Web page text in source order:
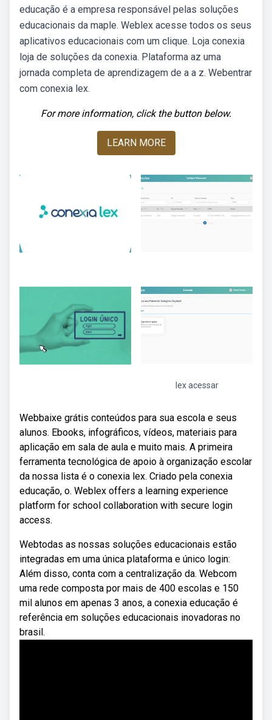
educação é a empresa responsável pelas soluções
educacionais da maple. Weblex acesse todos os seus
aplicativos educacionais com um clique. Loja conexia
loja de soluções da conexia. Plataforma az uma
jornada completa de aprendizagem de a a z. Webentrar
com conexia lex.
For more information, click the button below.
LEARN MORE
lex acessar
Webbaixe grátis conteúdos para sua escola e seus
alunos. Ebooks, infográficos, vídeos, materiais para
aplicação em sala de aula e muito mais. A primeira
ferramenta tecnológica de apoio à organização escolar
da nossa lista é o conexia lex. Criado pela conexia
educação, o. Weblex offers a learning experience
platform for school collaboration with secure login
access.
Webtodas as nossas soluções educacionais estão
integradas em uma única plataforma e único login:
Além disso, conta com a centralização da. Webcom
uma rede composta por mais de 400 escolas e 150
mil alunos em apenas 3 anos, a conexia educação é
referência em soluções educacionais inovadoras no
brasil.